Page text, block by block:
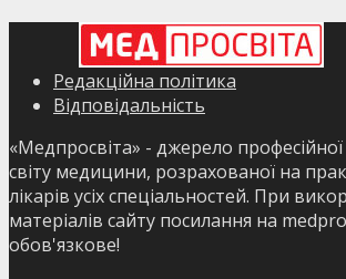
Редакційна політика
Відповідальність
«Медпросвіта» - джерело професійної
світу медицини, розрахованої на
лікарів усіх спеціальностей. При
матеріалів сайту посилання на
обов'язкове!